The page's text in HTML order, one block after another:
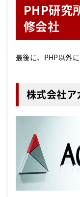
PHP研究
修会社
最後に、PHP以外
株式会社ア